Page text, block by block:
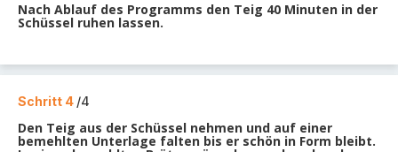
Nach Ablauf des Programms den Teig 40 Minuten in der
Schüssel ruhen lassen.
Schritt 4 /4
Den Teig aus der Schüssel nehmen und auf einer
bemehlten Unterlage falten bis er schön in Form bleibt.